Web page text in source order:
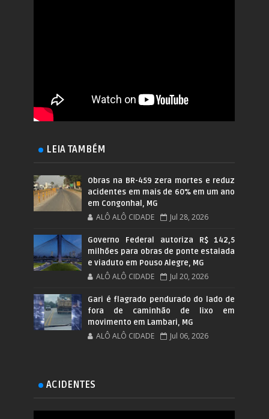
LEIA TAMBÉM
Obras na BR-459 zera mortes e reduz
acidentes em mais de 60% em um ano
em Congonhal, MG
ALÔ ALÔ CIDADE Jul 28, 2026
Governo Federal autoriza R$ 142,5
milhões para obras de ponte estaiada
e viaduto em Pouso Alegre, MG
ALÔ ALÔ CIDADE Jul 20, 2026
Gari é flagrado pendurado do lado de
fora de caminhão de lixo em
movimento em Lambari, MG
ALÔ ALÔ CIDADE Jul 06, 2026
ACIDENTES